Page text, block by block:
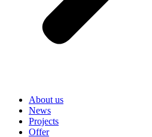
About us
News
Projects
Offer